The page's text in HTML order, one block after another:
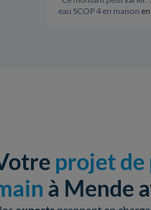
eau SCOP 4 en maison
projet de
à Mende